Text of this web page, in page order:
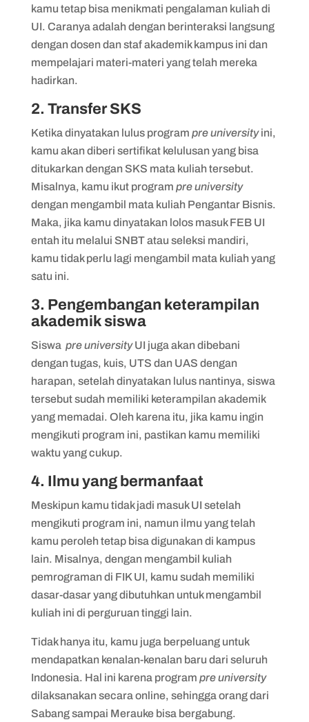
kamu tetap bisa menikmati pengalaman kuliah di
UI. Caranya adalah dengan berinteraksi langsung
dengan dosen dan staf akademik kampus ini dan
mempelajari materi-materi yang telah mereka
hadirkan.
2. Transfer SKS
Ketika dinyatakan lulus program pre universityini,
kamu akan diberi sertifikat kelulusan yang bisa
ditukarkan dengan SKS mata kuliah tersebut.
Misalnya, kamu ikut program pre university
dengan mengambil mata kuliah Pengantar Bisnis.
Maka, jika kamu dinyatakan lolos masuk FEB UI
entah itu melalui SNBT atau seleksi mandiri,
kamu tidak perlu lagi mengambil mata kuliah yang
satu ini.
3. Pengembangan keterampilan
akademik siswa
Siswa pre universityUI juga akan dibebani
dengan tugas, kuis, UTS dan UAS dengan
harapan, setelah dinyatakan lulus nantinya, siswa
tersebut sudah memiliki keterampilan akademik
yang memadai. Oleh karena itu, jika kamu ingin
mengikuti program ini, pastikan kamu memiliki
waktu yang cukup.
4. Ilmu yang bermanfaat
Meskipun kamu tidak jadi masuk UI setelah
mengikuti program ini, namun ilmu yang telah
kamu peroleh tetap bisa digunakan di kampus
lain. Misalnya, dengan mengambil kuliah
pemrograman di FIK UI, kamu sudah memiliki
dasar-dasar yang dibutuhkan untuk mengambil
kuliah ini di perguruan tinggi lain.
Tidak hanya itu, kamu juga berpeluang untuk
mendapatkan kenalan-kenalan baru dari seluruh
Indonesia. Hal ini karena program pre university
dilaksanakan secara online, sehingga orang dari
Sabang sampai Merauke bisa bergabung.